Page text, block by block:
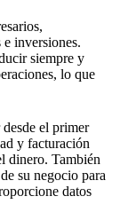
inversiones.
siempre y
lo que
el primer
y facturación
dinero. También
su negocio para
datos